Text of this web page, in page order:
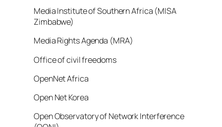
Media Institute of Southern Africa (MISA
Zimbabwe)
Media Rights Agenda (MRA)
Office of civil freedoms
OpenNet Africa
Open Net Korea
Open Observatory of Network Interference